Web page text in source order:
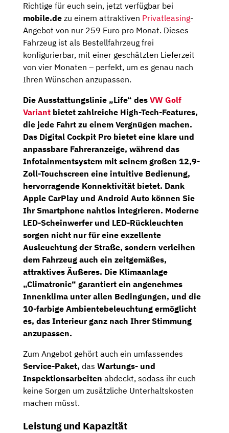
Richtige für euch sein, jetzt verfügbar bei
mobile.de zu einem attraktiven Privatleasing-
Angebot von nur 259 Euro pro Monat. Dieses
Fahrzeug ist als Bestellfahrzeug frei
konfigurierbar, mit einer geschätzten Lieferzeit
von vier Monaten – perfekt, um es genau nach
Ihren Wünschen anzupassen.
Die Ausstattungslinie „Life“ des VW Golf
Variant bietet zahlreiche High-Tech-Features,
die jede Fahrt zu einem Vergnügen machen.
Das Digital Cockpit Pro bietet eine klare und
anpassbare Fahreranzeige, während das
Infotainmentsystem mit seinem großen 12,9-
Zoll-Touchscreen eine intuitive Bedienung,
hervorragende Konnektivität bietet. Dank
Apple CarPlay und Android Auto können Sie
Ihr Smartphone nahtlos integrieren. Moderne
LED-Scheinwerferund LED-Rückleuchten
sorgen nicht nur für eine exzellente
Ausleuchtung der Straße, sondern verleihen
dem Fahrzeug auch ein zeitgemäßes,
attraktives Äußeres. Die Klimaanlage
„Climatronic“ garantiert ein angenehmes
Innenklima unter allen Bedingungen, und die
10-farbige Ambientebeleuchtung ermöglicht
es, das Interieur ganz nach Ihrer Stimmung
anzupassen.
Zum Angebot gehört auch ein umfassendes
Service-Paket, das Wartungs- und
Inspektionsarbeiten abdeckt, sodass ihr euch
keine Sorgen um zusätzliche Unterhaltskosten
machen müsst.
Leistung und Kapazität